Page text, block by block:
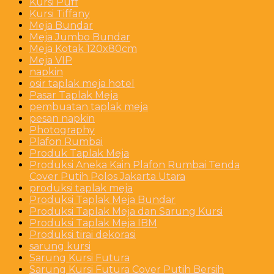
Kursi Puff
Kursi Tiffany
Meja Bundar
Meja Jumbo Bundar
Meja Kotak 120x80cm
Meja VIP
napkin
osir taplak meja hotel
Pasar Taplak Meja
pembuatan taplak meja
pesan napkin
Photography
Plafon Rumbai
Produk Taplak Meja
Produksi Aneka Kain Plafon Rumbai Tenda
Cover Putih Polos Jakarta Utara
produksi taplak meja
Produksi Taplak Meja Bundar
Produksi Taplak Meja dan Sarung Kursi
Produksi Taplak Meja IBM
Produksi tirai dekorasi
sarung kursi
Sarung Kursi Futura
Sarung Kursi Futura Cover Putih Bersih